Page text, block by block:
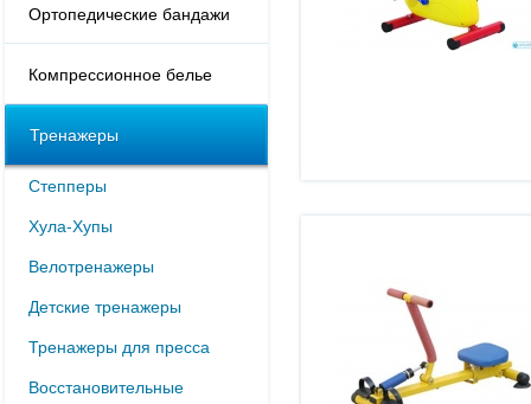
Ортопедические бандажи
Компрессионное белье
Тренажеры
Степперы
Хула-Хупы
Велотренажеры
Детские тренажеры
Тренажеры для пресса
Восстановительные